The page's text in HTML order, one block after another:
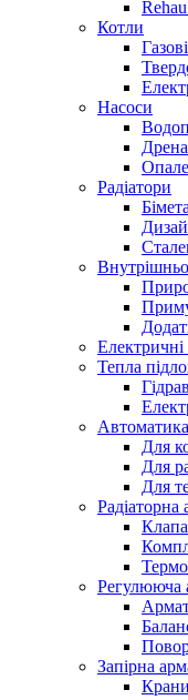
Котли
Насоси
Радіатори
Тепла
Автоматика
Для
Для
Для
Радіаторна
Регулююча
Запірна